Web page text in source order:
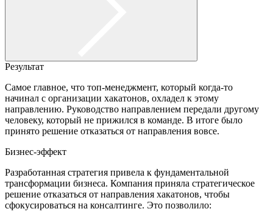
Результат
Самое главное, что топ-менеджмент, который когда-то
начинал с организации хакатонов, охладел к этому
направлению. Руководство направлением передали другому
человеку, который не прижился в команде. В итоге было
принято решение отказаться от направления вовсе.
Бизнес-эффект
Разработанная стратегия привела к фундаментальной
трансформации бизнеса. Компания приняла стратегическое
решение отказаться от направления хакатонов, чтобы
сфокусироваться на консалтинге. Это позволило: